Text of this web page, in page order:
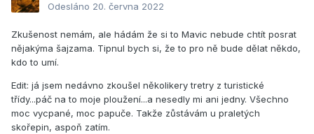
Odesláno 20. června 2022
Zkušenost nemám, ale hádám že si to Mavic nebude chtít posrat
nějakýma šajzama. Tipnul bych si, že to pro ně bude dělat někdo,
kdo to umí.
Edit: já jsem nedávno zkoušel několikery tretry z turistické
třídy...páč na to moje ploužení...a nesedly mi ani jedny. Všechno
moc vycpané, moc papuče. Takže zůstávám u praletých
skořepin, aspoň zatím.